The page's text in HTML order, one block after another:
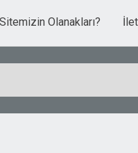
Sitemizin Olanakları?